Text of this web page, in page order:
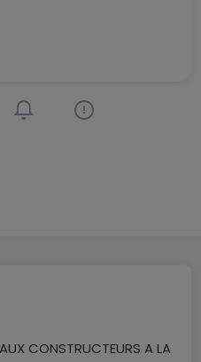
CONSTRUCTEURS A LA